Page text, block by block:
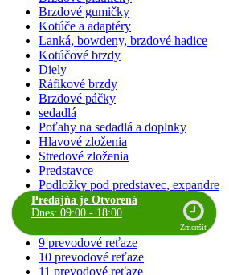
Brzdové gumičky
Kotúče a adaptéry
Lanká, bowdeny, brzdové hadice
Kotúčové brzdy
Diely
Ráfikové brzdy
Brzdové páčky
sedadlá
Poťahy na sedadlá a doplnky
Hlavové zloženia
Stredové zloženia
Predstavce
Podložky pod predstavec, expandre
reťaze
1 prevodové reťaze
9 prevodové reťaze
10 prevodové reťaze
11 prevodové reťaze
Predajňa je Otvorená
Dnes: 09:00 - 18:00
Zmenšiť